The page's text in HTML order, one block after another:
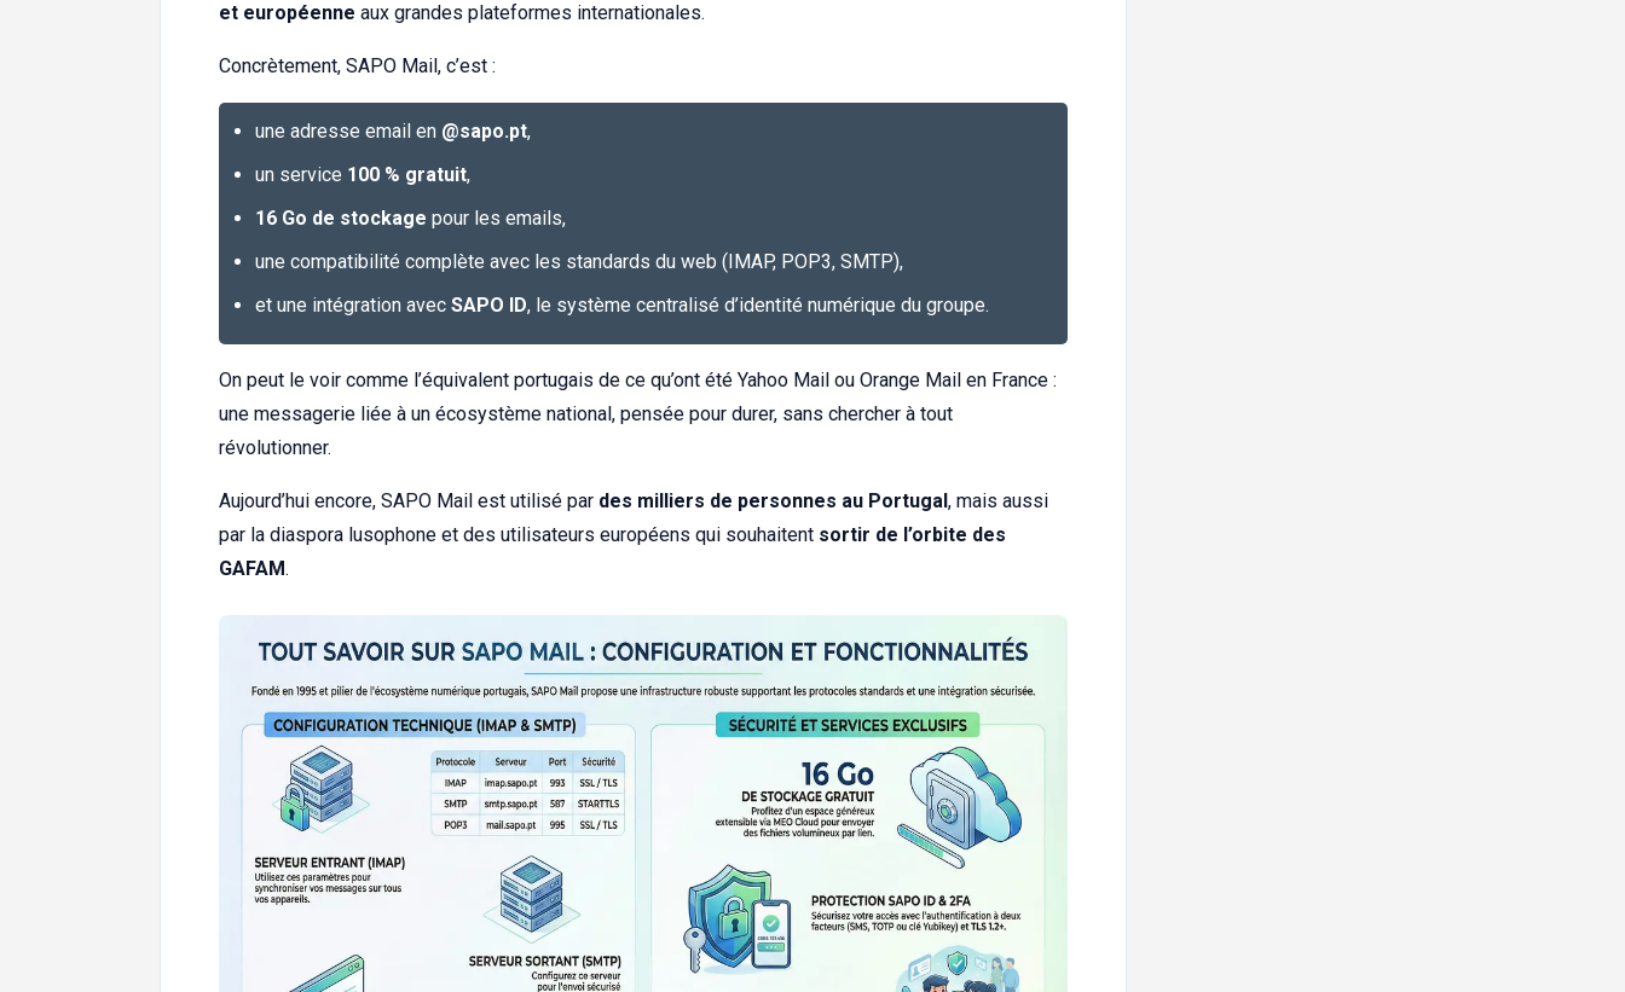
et européenne aux grandes plateformes internationales.
Concrètement, SAPO Mail, c’est :
une adresse email en @sapo.pt,
un service 100 % gratuit,
16 Go de stockage pour les emails,
une compatibilité complète avec les standards du web (IMAP, POP3, SMTP),
et une intégration avec SAPO ID, le système centralisé d’identité numérique du groupe.
On peut le voir comme l’équivalent portugais de ce qu’ont été Yahoo Mail ou Orange Mail en France :
une messagerie liée à un écosystème national, pensée pour durer, sans chercher à tout
révolutionner.
Aujourd’hui encore, SAPO Mail est utilisé par des milliers de personnes au Portugal , mais aussi
par la diaspora lusophone et des utilisateurs européens qui souhaitent sortir de l’orbite des
GAFAM.